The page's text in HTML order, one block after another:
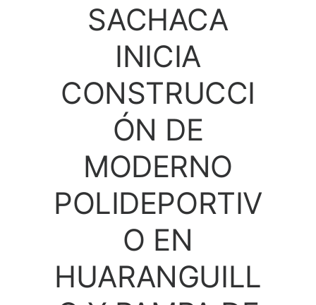
SACHACA
INICIA
CONSTRUCCI
ÓN DE
MODERNO
POLIDEPORTIV
O EN
HUARANGUILL